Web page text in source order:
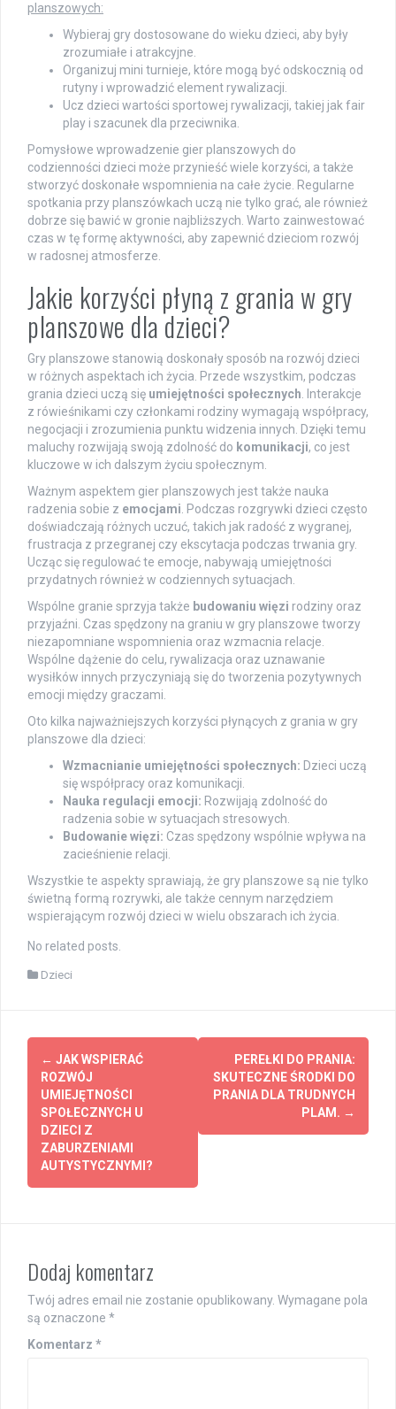
planszowych:
Wybieraj gry dostosowane do wieku dzieci, aby były
zrozumiałe i atrakcyjne.
Organizuj mini turnieje, które mogą być odskocznią od
rutyny i wprowadzić element rywalizacji.
Ucz dzieci wartości sportowej rywalizacji, takiej jak fair
play i szacunek dla przeciwnika.
Pomysłowe wprowadzenie gier planszowych do
codzienności dzieci może przynieść wiele korzyści, a także
stworzyć doskonałe wspomnienia na całe życie. Regularne
spotkania przy planszówkach uczą nie tylko grać, ale również
dobrze się bawić w gronie najbliższych. Warto zainwestować
czas w tę formę aktywności, aby zapewnić dzieciom rozwój
w radosnej atmosferze.
Jakie korzyści płyną z grania w gry
planszowe dla dzieci?
Gry planszowe stanowią doskonały sposób na rozwój dzieci
w różnych aspektach ich życia. Przede wszystkim, podczas
grania dzieci uczą się umiejętności społecznych. Interakcje
z rówieśnikami czy członkami rodziny wymagają współpracy,
negocjacji i zrozumienia punktu widzenia innych. Dzięki temu
maluchy rozwijają swoją zdolność do komunikacji, co jest
kluczowe w ich dalszym życiu społecznym.
Ważnym aspektem gier planszowych jest także nauka
radzenia sobie z emocjami. Podczas rozgrywki dzieci często
doświadczają różnych uczuć, takich jak radość z wygranej,
frustracja z przegranej czy ekscytacja podczas trwania gry.
Ucząc się regulować te emocje, nabywają umiejętności
przydatnych również w codziennych sytuacjach.
Wspólne granie sprzyja także budowaniu więzi rodziny oraz
przyjaźni. Czas spędzony na graniu w gry planszowe tworzy
niezapomniane wspomnienia oraz wzmacnia relacje.
Wspólne dążenie do celu, rywalizacja oraz uznawanie
wysiłków innych przyczyniają się do tworzenia pozytywnych
emocji między graczami.
Oto kilka najważniejszych korzyści płynących z grania w gry
planszowe dla dzieci:
Wzmacnianie umiejętności społecznych: Dzieci uczą
się współpracy oraz komunikacji.
Nauka regulacji emocji: Rozwijają zdolność do
radzenia sobie w sytuacjach stresowych.
Budowanie więzi: Czas spędzony wspólnie wpływa na
zacieśnienie relacji.
Wszystkie te aspekty sprawiają, że gry planszowe są nie tylko
świetną formą rozrywki, ale także cennym narzędziem
wspierającym rozwój dzieci w wielu obszarach ich życia.
No related posts.
Dzieci
Post
navigation
← JAK WSPIERAĆ
ROZWÓJ
UMIEJĘTNOŚCI
SPOŁECZNYCH U
DZIECI Z
ZABURZENIAMI
AUTYSTYCZNYMI?
PEREŁKI DO PRANIA:
SKUTECZNE ŚRODKI DO
PRANIA DLA TRUDNYCH
PLAM. →
Dodaj komentarz
Twój adres email nie zostanie opublikowany. Wymagane pola
są oznaczone *
Komentarz *